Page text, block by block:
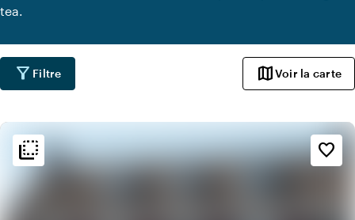
tea.
filter_alt Filtre mapVoir la carte
flip_to_back favorite_border
flip_to_back Ambiance
beach_access
Bohème / Ibiza